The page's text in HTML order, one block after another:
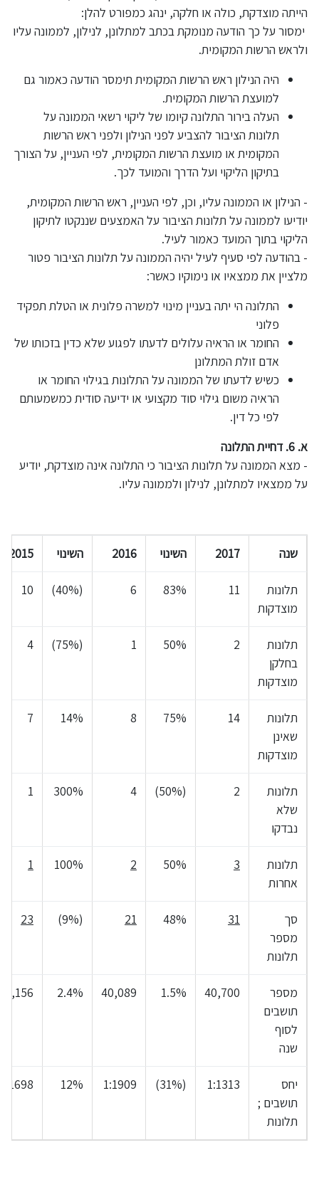
הייתה מוצדקת, כולה או חלקה, ינהג כמפורט להלן:
ימסור על כך הודעה מנומקת בכתב למתלונן, לנילון, לממונה עליו
ולראש הרשות המקומית.
היה הנילון ראש הרשות המקומית תימסר הודעה כאמור גם
למועצת הרשות המקומית.
העלה בירור התלונה קיומו של ליקוי רשאי הממונה על
תלונות הציבור להצביע לפני הנילון ולפני ראש הרשות
המקומית או מועצת הרשות המקומית, לפי העניין, על הצורך
בתיקון הליקוי ועל הדרך והמועד לכך.
- הנילון או הממונה עליו, וכן, לפי העניין, ראש הרשות המקומית,
יודיעו לממונה על תלונות הציבור על האמצעים שננקטו לתיקון
הליקוי בתוך המועד כאמור לעיל.
- בהודעה לפי סעיף לעיל יהיה הממונה על תלונות הציבור פטור
מלציין את ממצאיו או נימוקיו כאשר:
התלונה הי יתה בעניין מינוי למשרה פלונית או הטלת תפקיד
פלוני
החומר או הראיה עלולים לדעתו לפגוע שלא כדין בזכותו של
אדם זולת המתלונן
כשיש לדעתו של הממונה על התלונות בגילוי החומר או
הראיה משום גילוי סוד מקצועי או ידיעה סודית כמשמעותם
לפי כל דין.
א. 6. דחיית התלונה
- מצא הממונה על תלונות הציבור כי התלונה אינה מוצדקת, יודיע
על ממצאיו למתלונן, לנילון ולממונה עליו.
שנה 2017 השינוי 2016 השינוי 2015
תלונות
מוצדקות
11
83%
6
(40%)
10
תלונות
בחלקן
מוצדקות
2
50%
1
(75%)
4
תלונות
שאינן
מוצדקות
14
75%
8
14%
7
תלונות
שלא
נבדקו
2
(50%)
4
300%
1
תלונות
אחרות
3
50%
2
100%
1
סך
מספר
תלונות
31
48%
21
(9%)
23
מספר
תושבים
לסוף
שנה
40,700
1.5%
40,089
2.4%
יחס
תושבים ;
תלונות
1:1313
(31%)
1:1909
12%
1:1698